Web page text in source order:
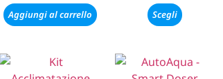
Aggiungi al carrello Scegli